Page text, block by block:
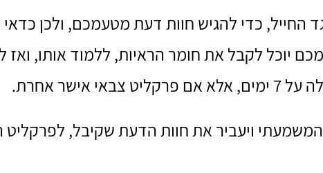
החייל, כדי להגיש חוות דעת מטעמכם, ולכן
יוכל לקבל את חומר הראיות, ללמוד אותו, ואז
אחרת.
המשמעתי ויעביר את חוות הדעת שקיבל,